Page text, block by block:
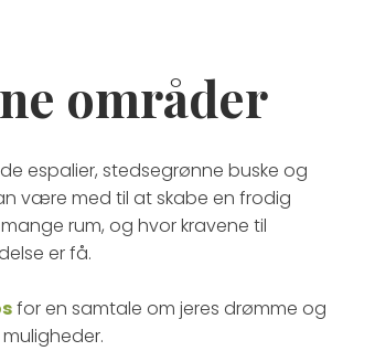
områder
espalier, stedsegrønne buske og
være med til at skabe en frodig
rum, og hvor kravene til
er få.
for en samtale om jeres drømme og